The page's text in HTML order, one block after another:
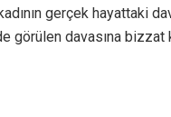
gerçek hayattaki
görülen davasına